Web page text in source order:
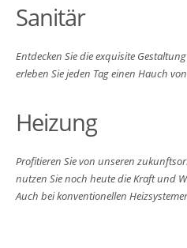
Sanitär
Entdecken Sie die exquisite
erleben Sie jeden Tag einen Hauch
Heizung
Profitieren Sie von unseren
nutzen Sie noch heute die Kraft und
Auch bei konventionellen